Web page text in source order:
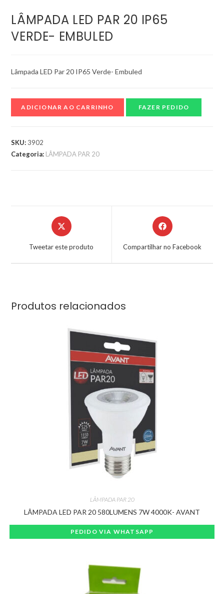
LÂMPADA LED PAR 20 IP65
VERDE- EMBULED
Lâmpada LED Par 20 IP65 Verde- Embuled
ADICIONAR AO CARRINHO FAZER PEDIDO
SKU: 3902
Categoria: LÂMPADA PAR 20
Tweetar este produto Compartilhar no Facebook
Produtos relacionados
LÂMPADA PAR 20
LÂMPADA LED PAR 20 580LUMENS 7W 4000K- AVANT
PEDIDO VIA WHATSAPP